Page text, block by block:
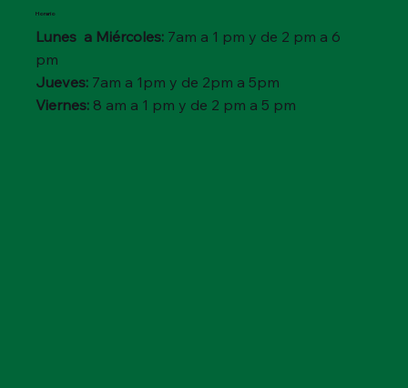
Horario
Lunes a Miércoles: 7am a 1 pm y de 2 pm a 6
pm
Jueves: 7am a 1pm y de 2pm a 5pm
Viernes: 8 am a 1 pm y de 2 pm a 5 pm